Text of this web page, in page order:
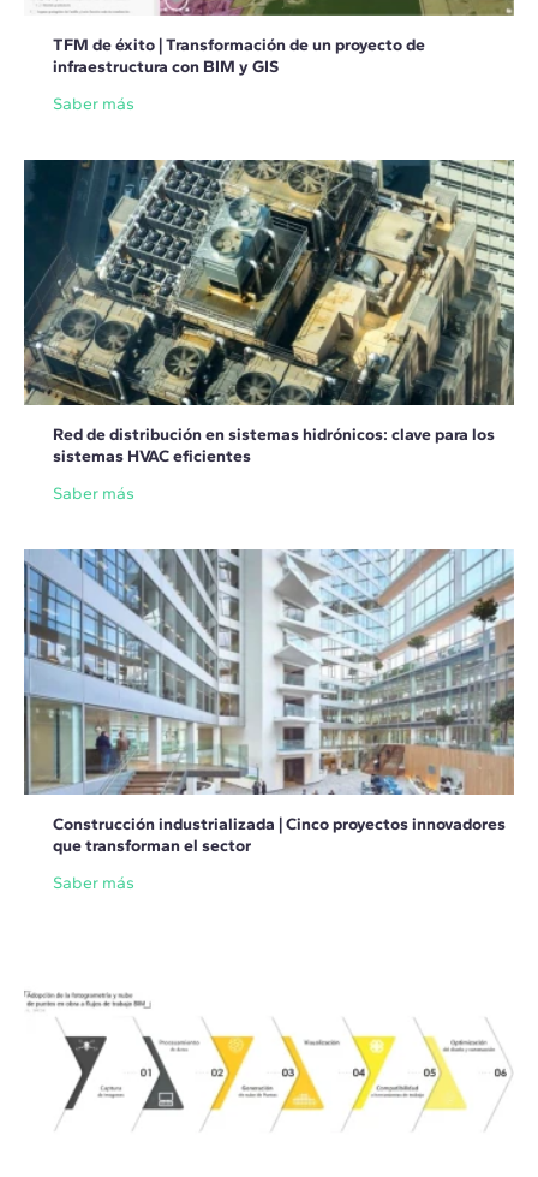
TFM de éxito | Transformación de un proyecto de
infraestructura con BIM y GIS
Saber más
Red de distribución en sistemas hidrónicos: clave para los
sistemas HVAC eficientes
Saber más
Construcción industrializada | Cinco proyectos innovadores
que transforman el sector
Saber más